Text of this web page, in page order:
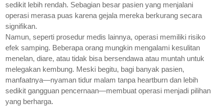
sedikit lebih rendah. Sebagian besar pasien yang menjalani
operasi merasa puas karena gejala mereka berkurang secara
signifikan.
Namun, seperti prosedur medis lainnya, operasi memiliki risiko
efek samping. Beberapa orang mungkin mengalami kesulitan
menelan, diare, atau tidak bisa bersendawa atau muntah untuk
melegakan kembung. Meski begitu, bagi banyak pasien,
manfaatnya—nyaman tidur malam tanpa heartburn dan lebih
sedikit gangguan pencernaan—membuat operasi menjadi pilihan
yang berharga.